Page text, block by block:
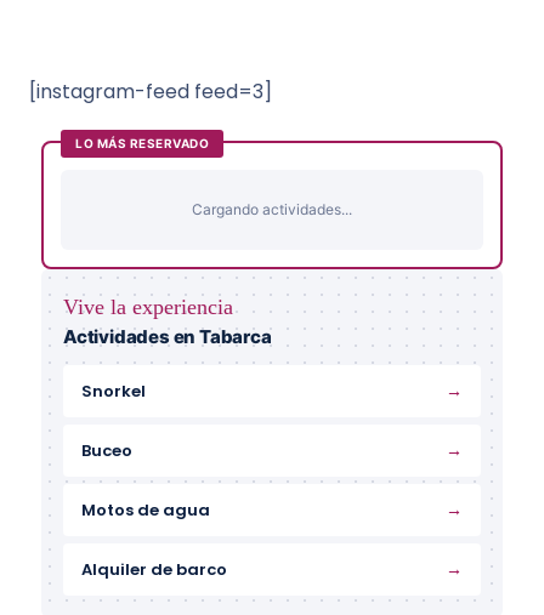
[instagram-feed feed=3]
LO MÁS RESERVADO
Cargando actividades...
Vive la experiencia
Actividades en Tabarca
Snorkel →
Buceo →
Motos de agua →
Alquiler de barco →